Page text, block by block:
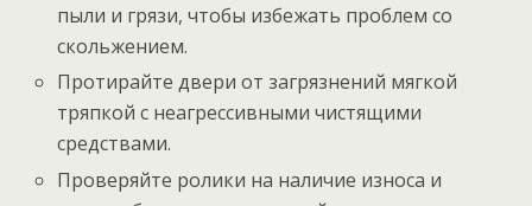
пыли и грязи, чтобы избежать проблем со
скольжением.
Протирайте двери от загрязнений мягкой
тряпкой с неагрессивными чистящими
средствами.
Проверяйте ролики на наличие износа и